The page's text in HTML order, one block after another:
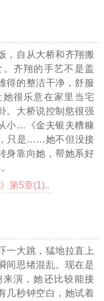
，自从大桥和齐翔搬
齐翔的手艺不是盖
得的整洁干净，舒服
很乐意在家里当宅
。大桥说控制慾很强
小…《金夫银夫糟糠
只是……她不但没接
身靠向她，帮她系好
第5章(1)..
一大跳，猛地拉直上
间思绪混乱。现在是
演，她还比较能接
几秒钟空白，她试着